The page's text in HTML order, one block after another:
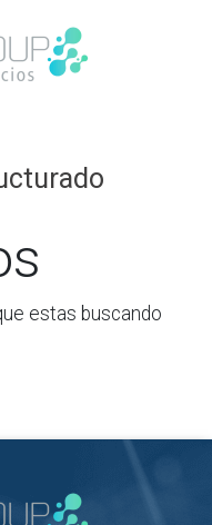
estas buscando